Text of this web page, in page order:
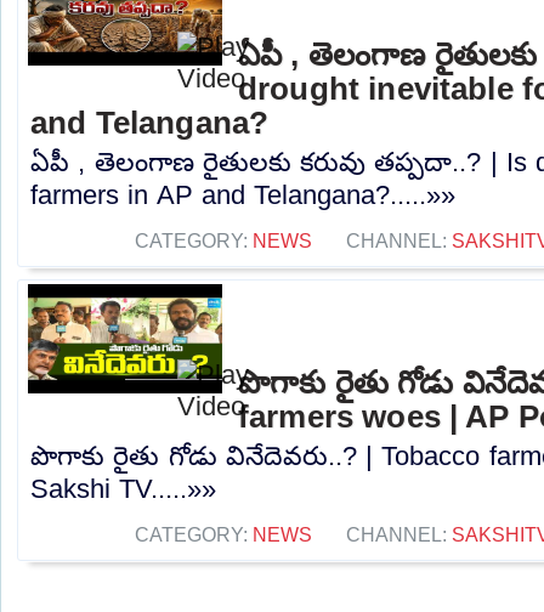
ఏపీ , తెలంగాణ రైతులకు
drought inevitable
and Telangana?
ఏపీ , తెలంగాణ రైతులకు కరువు తప్పదా..? | Is
farmers in AP and Telangana?.....»»
CATEGORY: NEWS CHANNEL:
పొగాకు రైతు గోడు
farmers woes | AP
పొగాకు రైతు గోడు వినేదెవరు..? | Tobacco
Sakshi TV.....»»
CATEGORY: NEWS CHANNEL: